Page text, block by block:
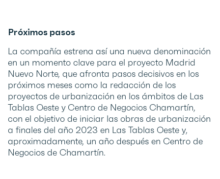
Próximos pasos
La compañía estrena así una nueva denominación
en un momento clave para el proyecto Madrid
Nuevo Norte, que afronta pasos decisivos en los
próximos meses como la redacción de los
proyectos de urbanización en los ámbitos de Las
Tablas Oeste y Centro de Negocios Chamartín,
con el objetivo de iniciar las obras de urbanización
a finales del año 2023 en Las Tablas Oeste y,
aproximadamente, un año después en Centro de
Negocios de Chamartín.